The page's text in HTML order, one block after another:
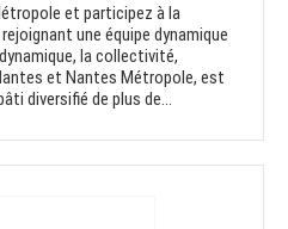
et participez à la
une équipe dynamique
la collectivité,
et Nantes Métropole, est
diversifié de plus de...